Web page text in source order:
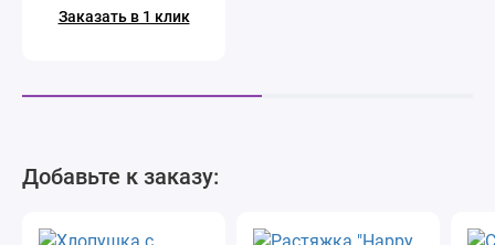
Заказать в 1 клик
Добавьте к заказу: